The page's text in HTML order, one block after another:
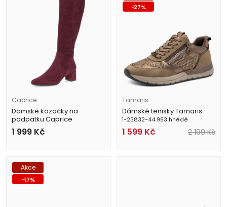
Caprice
Dámské kozačky na
podpatku Caprice
9-25547-41 514 fialové
1 999 Kč
-27%
Tamaris
Dámské tenisky Tamaris
1-23832-44 963 hnědé
1 599 Kč 2 199Kč
Akce
-17%